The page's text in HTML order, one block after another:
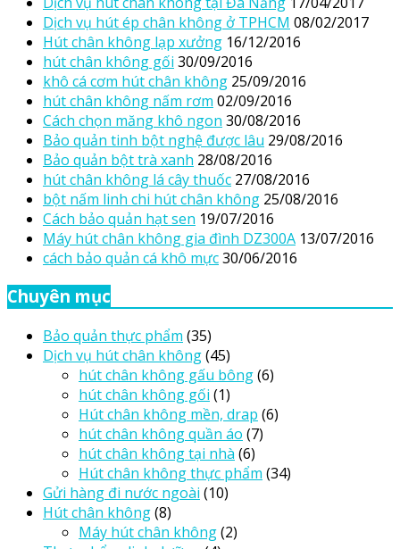
Dịch vụ hút ép chân không ở TPHCM 08/02/2017
Hút chân không lạp xưởng 16/12/2016
hút chân không gối 30/09/2016
khô cá cơm hút chân không 25/09/2016
hút chân không nấm rơm 02/09/2016
Cách chọn măng khô ngon 30/08/2016
Bảo quản tinh bột nghệ được lâu 29/08/2016
Bảo quản bột trà xanh 28/08/2016
hút chân không lá cây thuốc 27/08/2016
bột nấm linh chi hút chân không 25/08/2016
Cách bảo quản hạt sen 19/07/2016
Máy hút chân không gia đình DZ300A 13/07/2016
cách bảo quản cá khô mực30/06/2016
Chuyên mục
Bảo quản thực phẩm (35)
Dịch vụ hút chân không(45)
hút chân không gấu bông(6)
hút chân không gối (1)
Hút chân không mền, drap (6)
hút chân không quần áo (7)
hút chân không tại nhà (6)
Hút chân không thực phẩm (34)
Gửi hàng đi nước ngoài (10)
Hút chân không(8)
Máy hút chân không(2)